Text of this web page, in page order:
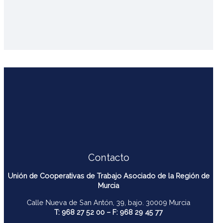
Contacto
Unión de Cooperativas de Trabajo Asociado de la Región de
Murcia
Calle Nueva de San Antón, 39, bajo. 30009 Murcia
T: 968 27 52 00 – F: 968 29 45 77